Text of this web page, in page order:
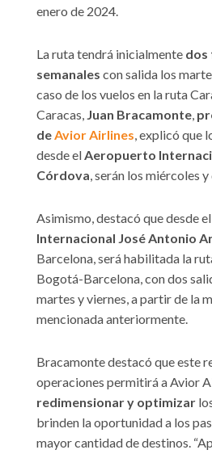
enero de 2024.
La ruta tendrá inicialmente dos
semanales con salida los
caso de los vuelos en la ruta
Caracas, Juan Bracamonte,
deAvior Airlines, explicó que
desde elAeropuerto
Córdova, serán los miércoles
Asimismo, destacó que desde el
Internacional José Antonio
Barcelona, será habilitada la
Bogotá-Barcelona, con dos
martes y viernes, a partir de la
mencionada anteriormente.
Bracamonte destacó que este
operaciones permitirá a Avior
redimensionar y optimizar
brinden la oportunidad a los
mayor cantidad de destinos.